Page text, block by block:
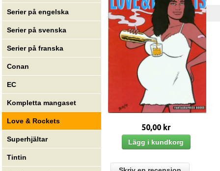
Serier på engelska
Serier på svenska
Serier på franska
Conan
EC
Kompletta mangaset
Love & Rockets
Superhjältar
Tintin
50,00 kr